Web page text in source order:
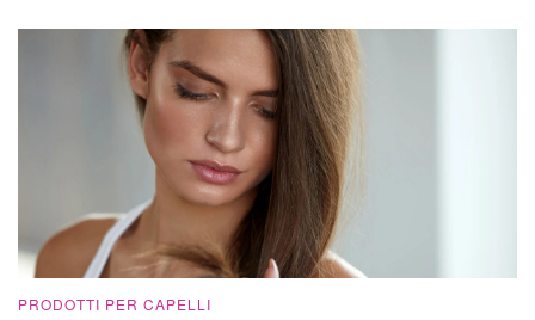
PRODOTTI PER CAPELLI